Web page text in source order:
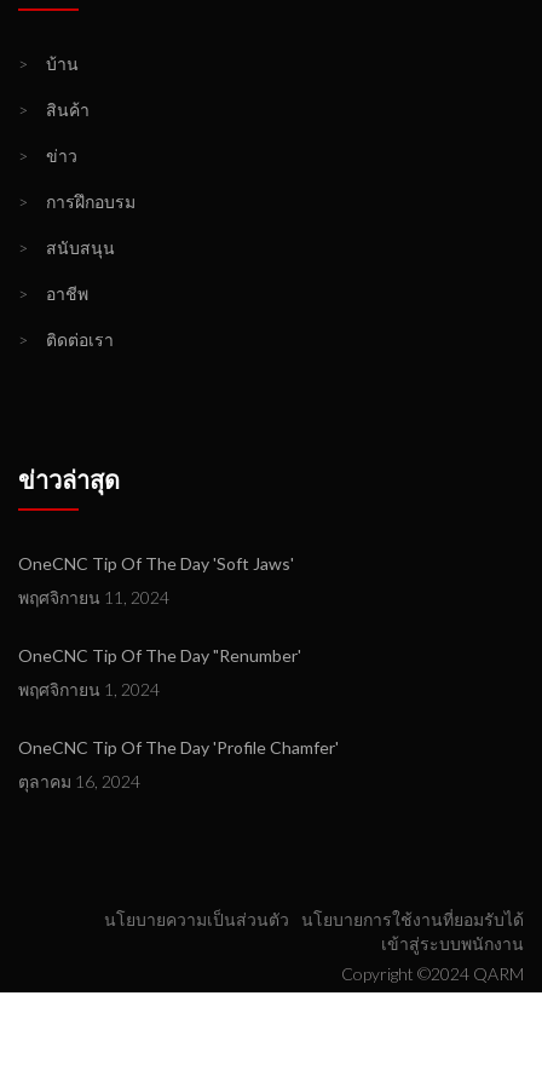
> บ้าน
> สินค้า
> ข่าว
> การฝึกอบรม
> สนับสนุน
> อาชีพ
> ติดต่อเรา
ข่าวล่าสุด
OneCNC Tip Of The Day 'Soft Jaws'
พฤศจิกายน 11, 2024
OneCNC Tip Of The Day "Renumber'
พฤศจิกายน 1, 2024
OneCNC Tip Of The Day 'Profile Chamfer'
ตุลาคม 16, 2024
นโยบายความเป็นส่วนตัว
นโยบายการใช้งานที่ยอมรับได้
เข้าสู่ระบบพนักงาน
Copyright ©2024 QARM